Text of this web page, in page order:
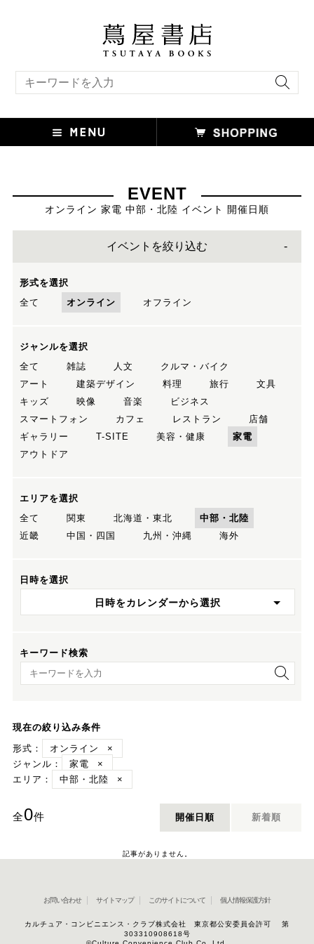
EVENT
オンライン 家電 中部・北陸 イベント 開催日順
イベントを絞り込む
形式を選択
全て
オンライン オフライン
ジャンルを選択
全て
雑誌 人文
クルマ・バイク
アート
建築デザイン 料理 旅行
文具
キッズ
映像 音楽
ビジネス
スマートフォン
カフェ レストラン
店舗
ギャラリー
T-SITE 美容・健康
家電
アウトドア
エリアを選択
全て
関東 北海道・東北
中部・北陸
近畿
中国・四国 九州・沖縄 海外
日時を選択
日時をカレンダーから選択
キーワード検索
キーワード検索
現在の絞り込み条件
形式：
オンライン
×
ジャンル：
家電
×
エリア：
中部・北陸 ×
全0件 開催日順 新着順
記事がありません。
お問い合わせ サイトマップ このサイトについて 個人情報保護方針
カルチュア・コンビニエンス・クラブ株式会社 東京都公安委員会許可 第
303310908618号